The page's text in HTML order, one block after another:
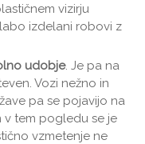
vizirju
izdelani robovi z
udobje. Je pa na
Vozi nežno in
pa se pojavijo na
v tem pogledu se je
vzmetenje ne